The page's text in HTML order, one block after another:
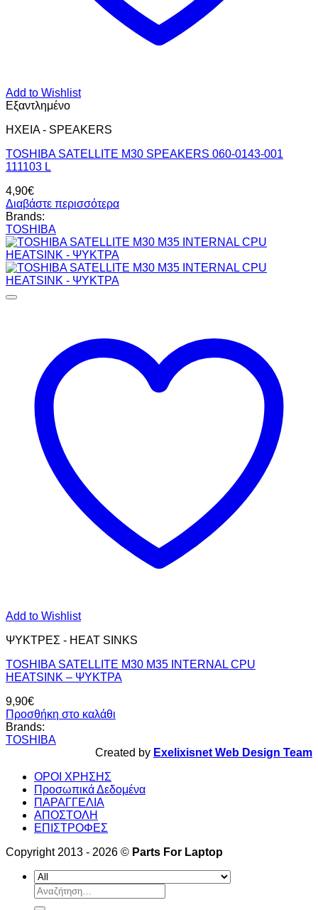
Add to Wishlist
Εξαντλημένο
ΗΧΕΙΑ - SPEAKERS
TOSHIBA SATELLITE M30 SPEAKERS 060-0143-001
111103 L
4,90€
Διαβάστε περισσότερα
Brands:
TOSHIBA
Add to Wishlist
ΨΥΚΤΡΕΣ - HEAT SINKS
TOSHIBA SATELLITE M30 M35 INTERNAL CPU
HEATSINK – ΨΥΚΤΡΑ
9,90€
Προσθήκη στο καλάθι
Brands:
TOSHIBA
Created by Exelixisnet Web Design Team
ΟΡΟΙ ΧΡΗΣΗΣ
Προσωπικά Δεδομένα
ΠΑΡΑΓΓΕΛΙΑ
ΑΠΟΣΤΟΛΗ
ΕΠΙΣΤΡΟΦΕΣ
Copyright 2013 - 2026 © Parts For Laptop
Αναζήτηση
για: